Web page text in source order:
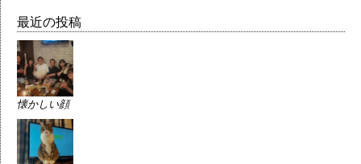
最近の投稿
懐かしい顔